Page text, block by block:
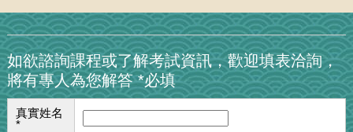
如欲諮詢課程或了解考試資訊，歡迎填表洽詢，
將有專人為您解答 *必填
真實姓名
*